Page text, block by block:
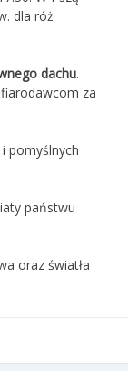
dla róż
dachu.
za
pomyślnych
państwu
oraz światła